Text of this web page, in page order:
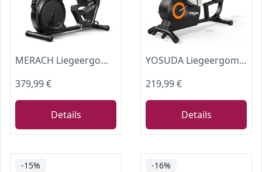
MERACH Liegeergometer für Zuhause mit 8 verstellbaren Widerstandsstufen, leichte kommerzielle Heimtrainer Fahrrad mit Smart Bluetooth, exklusiver App-Konnektivität, LCD-Display, Herzfrequenzsensoren
379,99 €
Details
YOSUDA Liegeergometer Testsieger, 16 Widerstufen, Magnetbremse, Leise Liegerad Heimtrainer, verstellbarer Sitz, einfache Montage, LCD-Display und Pulssensoren, 160kg, Heimtrainer Fahrrad für senioren
219,99 €
Details
-15% -16%